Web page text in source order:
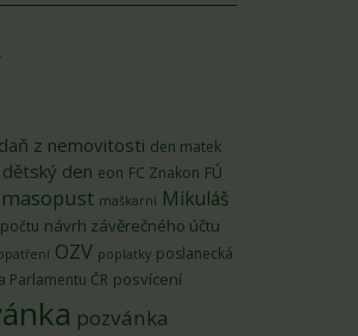
daň z nemovitosti den matek
dětský den eon FC Znakon FÚ
masopust maškarní Mikuláš
návrh závěrečného účtu
OZV poplatky poslanecká
Parlamentu ČR posvícení
pozvánka